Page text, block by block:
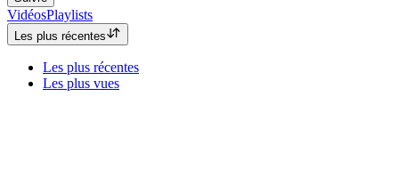
VidéosPlaylists
Les plus récentes
Les plus récentes
Les plus vues